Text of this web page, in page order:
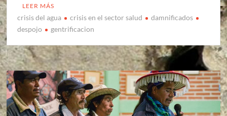
LEER MÁS
crisis del agua crisis en el sector salud
damnificados
despojo
gentrificacion